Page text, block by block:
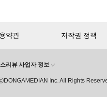
도, DBR 월정액 서비스
약관 저작권 정책
리뷰 사업자 정보
Inc. All Rights